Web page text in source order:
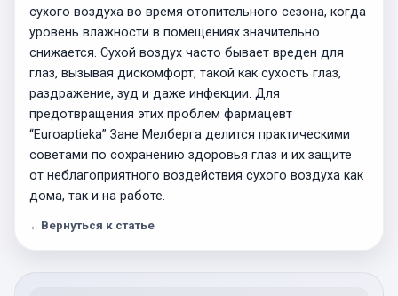
сухого воздуха во время отопительного сезона, когда
уровень влажности в помещениях значительно
снижается. Сухой воздух часто бывает вреден для
глаз, вызывая дискомфорт, такой как сухость глаз,
раздражение, зуд и даже инфекции. Для
предотвращения этих проблем фармацевт
“Euroaptieka” Зане Мелберга делится практическими
советами по сохранению здоровья глаз и их защите
от неблагоприятного воздействия сухого воздуха как
дома, так и на работе.
← Вернуться к статье